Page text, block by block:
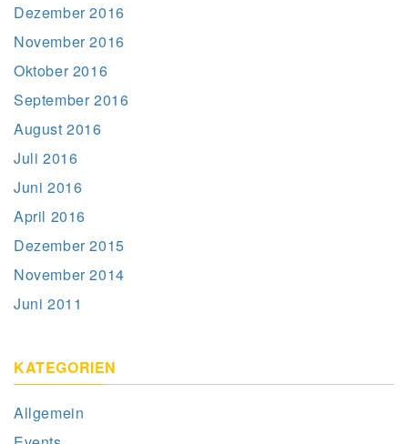
Dezember 2016
November 2016
Oktober 2016
September 2016
August 2016
Juli 2016
Juni 2016
April 2016
Dezember 2015
November 2014
Juni 2011
KATEGORIEN
Allgemein